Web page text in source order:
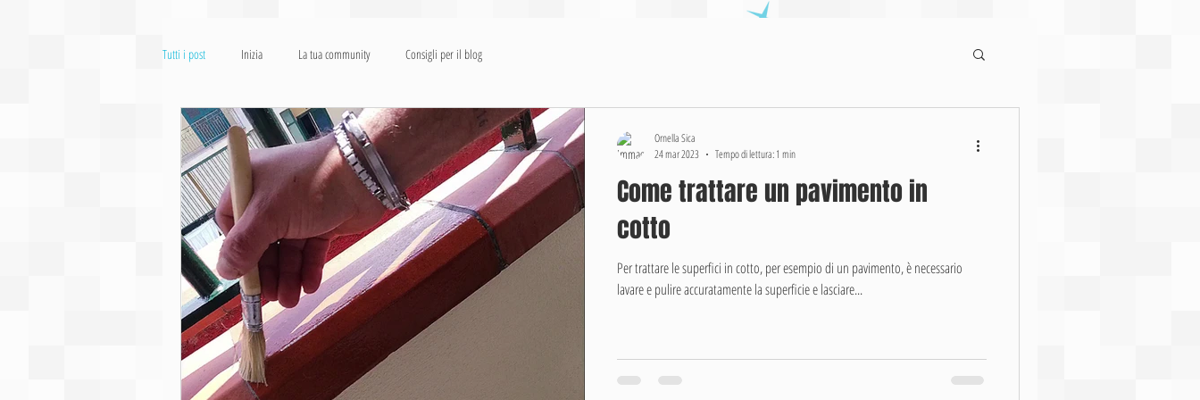
S.O.S SERVIZI
Qualità e professionalitàal tuo servizio
Tutti i post Inizia La tua community Consigli per il blog
Come trattare un pavimento in
cotto
Per trattare le superfici in cotto, per esempio di un pavimento, è necessario
lavare e pulire accuratamente la superficie e lasciare...
Ornella Sica
24 mar 2023
Tempo di lettura: 1 min